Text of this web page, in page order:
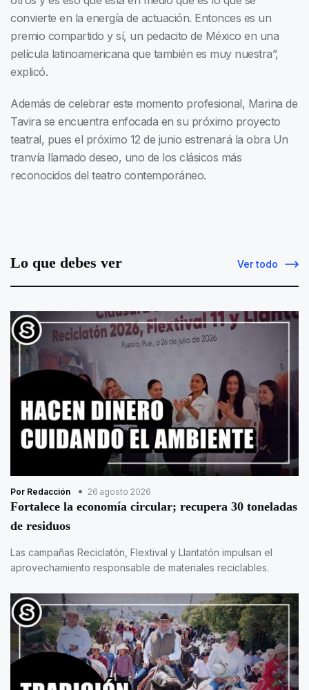
convierte en la energía de actuación. Entonces es un
premio compartido y sí, un pedacito de México en una
película latinoamericana que también es muy nuestra”,
explicó.
Además de celebrar este momento profesional, Marina de
Tavira se encuentra enfocada en su próximo proyecto
teatral, pues el próximo 12 de junio estrenará la obra Un
tranvía llamado deseo, uno de los clásicos más
reconocidos del teatro contemporáneo.
Lo que debes ver Ver todo
Por Redacción 26 agosto 2026
Fortalece la economía circular; recupera 30 toneladas
de residuos
Las campañas Reciclatón, Flextival y Llantatón impulsan el
aprovechamiento responsable de materiales reciclables.